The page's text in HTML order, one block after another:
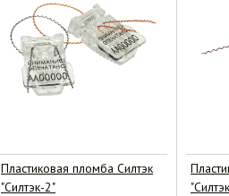
Пластиковая пломба Силтэк
"Силтэк-2"